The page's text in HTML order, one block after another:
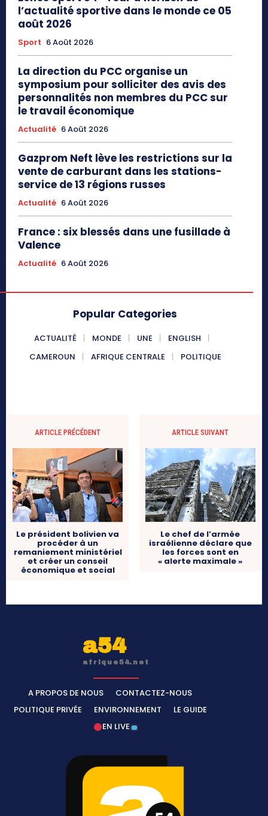
l’actualité sportive dans le monde ce 05
août 2026
Sport 6 Août 2026
La direction du PCC organise un
symposium pour solliciter des avis des
personnalités non membres du PCC sur
le travail économique
Actualité 6 Août 2026
Gazprom Neft lève les restrictions sur la
vente de carburant dans les stations-
service de 13 régions russes
Actualité 6 Août 2026
France : six blessés dans une fusillade à
Valence
Actualité 6 Août 2026
Popular Categories
ACTUALITÉ MONDE UNE
ENGLISH
CAMEROUN
AFRIQUE CENTRALE POLITIQUE
ARTICLE PRÉCÉDENT
Le président bolivien va
procéder à un
remaniement ministériel
et créer un conseil
économique et social
ARTICLE SUIVANT
Le chef de l’armée
israélienne déclare que
les forces sont en
« alerte maximale »
a54
afrique54.net
A PROPOS DE NOUS
CONTACTEZ-NOUS
POLITIQUE PRIVÉE
ENVIRONNEMENT
LE GUIDE
EN LIVE